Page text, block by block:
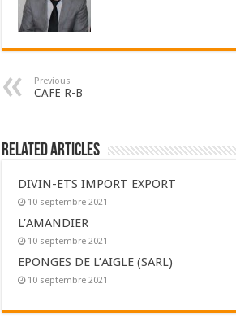
Previous
CAFE R-B
Related Articles
DIVIN-ETS IMPORT EXPORT
10 septembre 2021
L’AMANDIER
10 septembre 2021
EPONGES DE L’AIGLE (SARL)
10 septembre 2021